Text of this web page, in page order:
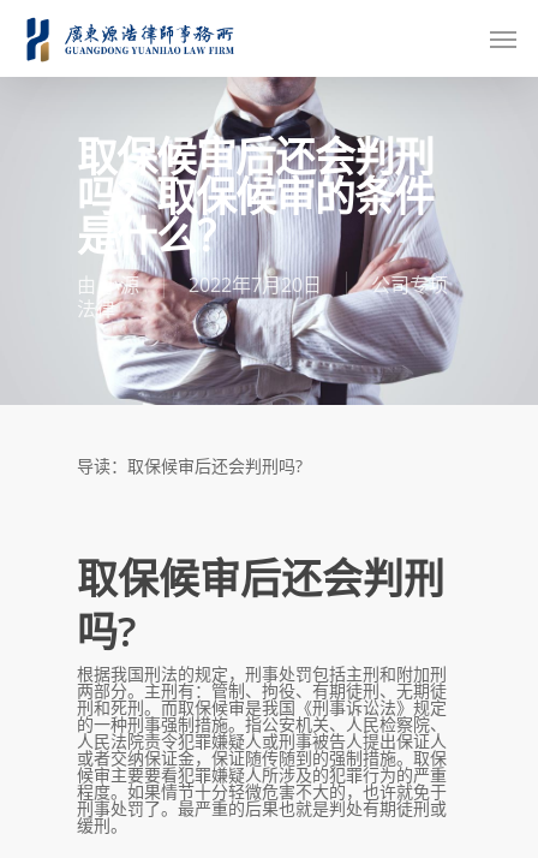
取保候审后还会判刑
吗？取保候审的条件
是什么？
由 小源 2022年7月20日
公司专项
法律
导读：取保候审后还会判刑吗?
取保候审后还会判刑
吗?
根据我国刑法的规定，刑事处罚包括主刑和附加刑
两部分。主刑有：管制、拘役、有期徒刑、无期徒
刑和死刑。而取保候审是我国《刑事诉讼法》规定
的一种刑事强制措施。指公安机关、人民检察院、
人民法院责令犯罪嫌疑人或刑事被告人提出保证人
或者交纳保证金，保证随传随到的强制措施。取保
候审主要要看犯罪嫌疑人所涉及的犯罪行为的严重
程度。如果情节十分轻微危害不大的，也许就免于
刑事处罚了。最严重的后果也就是判处有期徒刑或
缓刑。